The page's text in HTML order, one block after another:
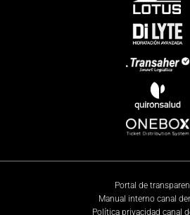
Portal de
Manual interno canal
Política privacidad canal